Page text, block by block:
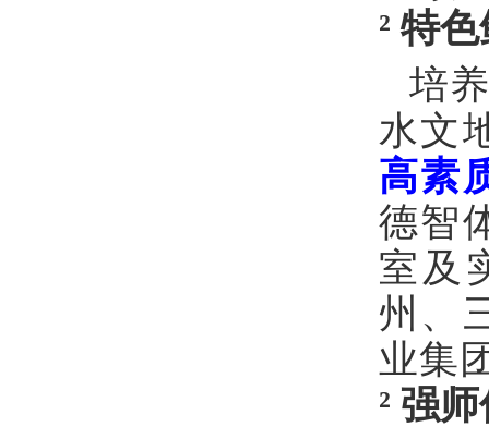
² 特色
培
水文
高素
德智
室及
州、
业集
² 强师